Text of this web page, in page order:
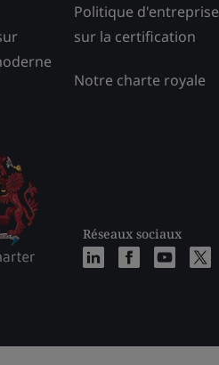
Politique d'entreprise
sur la certification
Notre charte royale
Réseaux sociaux